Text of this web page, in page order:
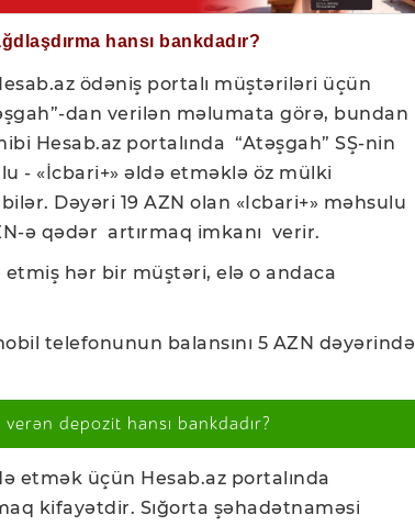
hansı bankdadır?
ödəniş portalı müştəriləri üçün
dan verilən məlumata görə, bundan
Hesab.az portalında “Atəşgah” SŞ-nin
- «İcbari+» əldə etməklə öz mülki
Dəyəri 19 AZN olan «Icbari+» məhsulu
ə qədər artırmaq imkanı verir.
etmiş hər bir müştəri, elə o andaca
telefonunun balansını 5 AZN dəyərində
depozit hansı bankdadır?
etmək üçün Hesab.az portalında
kifayətdir. Sığorta şəhadətnaməsi